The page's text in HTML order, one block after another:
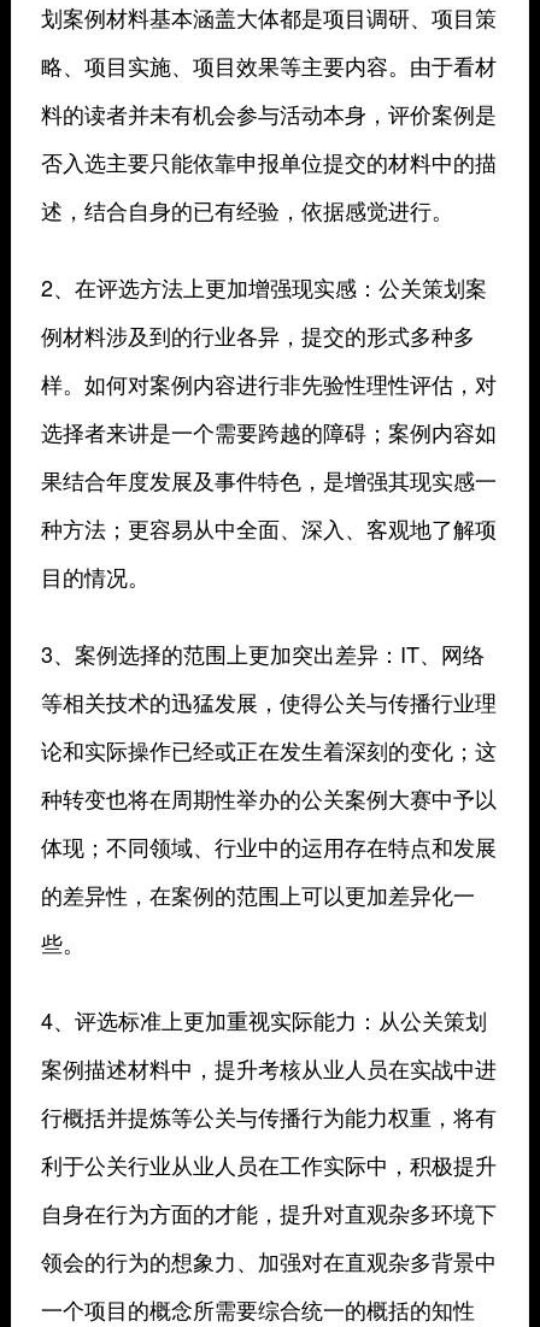
划案例材料基本涵盖大体都是项目调研、项目策
略、项目实施、项目效果等主要内容。由于看材
料的读者并未有机会参与活动本身，评价案例是
否入选主要只能依靠申报单位提交的材料中的描
述，结合自身的已有经验，依据感觉进行。
2、在评选方法上更加增强现实感：公关策划案
例材料涉及到的行业各异，提交的形式多种多
样。如何对案例内容进行非先验性理性评估，对
选择者来讲是一个需要跨越的障碍；案例内容如
果结合年度发展及事件特色，是增强其现实感一
种方法；更容易从中全面、深入、客观地了解项
目的情况。
3、案例选择的范围上更加突出差异：IT、网络
等相关技术的迅猛发展，使得公关与传播行业理
论和实际操作已经或正在发生着深刻的变化；这
种转变也将在周期性举办的公关案例大赛中予以
体现；不同领域、行业中的运用存在特点和发展
的差异性，在案例的范围上可以更加差异化一
些。
4、评选标准上更加重视实际能力：从公关策划
案例描述材料中，提升考核从业人员在实战中进
行概括并提炼等公关与传播行为能力权重，将有
利于公关行业从业人员在工作实际中，积极提升
自身在行为方面的才能，提升对直观杂多环境下
领会的行为的想象力、加强对在直观杂多背景中
一个项目的概念所需要综合统一的概括的知性